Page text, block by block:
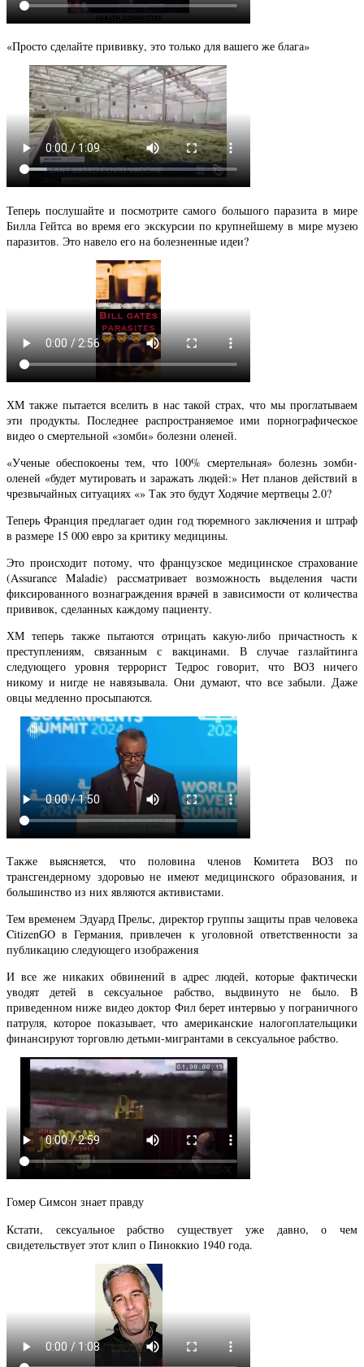
«Просто сделайте прививку, это только для вашего же блага»
Теперь послушайте и посмотрите самого большого паразита в мире
Билла Гейтса во время его экскурсии по крупнейшему в мире музею
паразитов. Это навело его на болезненные идеи?
ХМ также пытается вселить в нас такой страх, что мы проглатываем
эти продукты. Последнее распространяемое ими порнографическое
видео о смертельной «зомби» болезни оленей.
«Ученые обеспокоены тем, что 100% смертельная» болезнь зомби-
оленей «будет мутировать и заражать людей:» Нет планов действий в
чрезвычайных ситуациях «» Так это будут Ходячие мертвецы 2.0?
Теперь Франция предлагает один год тюремного заключения и штраф
в размере 15 000 евро за критику медицины.
Это происходит потому, что французское медицинское страхование
(Assurance Maladie) рассматривает возможность выделения части
фиксированного вознаграждения врачей в зависимости от количества
прививок, сделанных каждому пациенту.
ХМ теперь также пытаются отрицать какую-либо причастность к
преступлениям, связанным с вакцинами. В случае газлайтинга
следующего уровня террорист Тедрос говорит, что ВОЗ ничего
никому и нигде не навязывала. Они думают, что все забыли. Даже
овцы медленно просыпаются.
Также выясняется, что половина членов Комитета ВОЗ по
трансгендерному здоровью не имеют медицинского образования, и
большинство из них являются активистами.
Тем временем Эдуард Прельс, директор группы защиты прав человека
CitizenGO в Германия, привлечен к уголовной ответственности за
публикацию следующего изображения
И все же никаких обвинений в адрес людей, которые фактически
уводят детей в сексуальное рабство, выдвинуто не было. В
приведенном ниже видео доктор Фил берет интервью у пограничного
патруля, которое показывает, что американские налогоплательщики
финансируют торговлю детьми-мигрантами в сексуальное рабство.
Гомер Симсон знает правду
Кстати, сексуальное рабство существует уже давно, о чем
свидетельствует этот клип о Пиноккио 1940 года.